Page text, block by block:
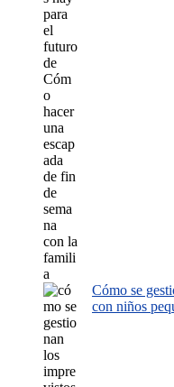
Cómo se
con niños